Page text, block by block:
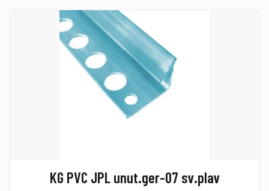
KG PVC JPL unut.ger-07 sv.plav